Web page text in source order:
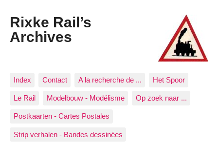
Rixke Rail’s
Archives
Index Contact A la recherche de ... Het Spoor
Le Rail Modelbouw - Modélisme Op zoek naar ...
Postkaarten - Cartes Postales
Strip verhalen - Bandes dessinées